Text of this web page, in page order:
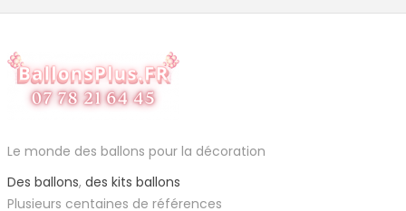
Le monde des ballons pour la décoration
Des ballons, des kits ballons
Plusieurs centaines de références